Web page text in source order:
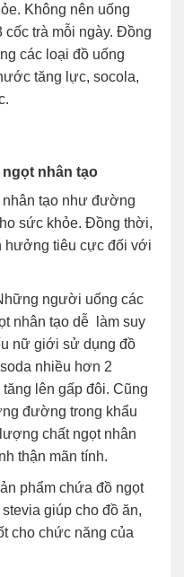
Không nên uống
cốc trà mỗi ngày. Đồng
các loại đồ uống
tăng lực, socola,
nhân tạo
nhân tạo như đường
sức khỏe. Đồng thời,
hưởng tiêu cực đối với
người uống các
nhân tạo dễ làm suy
nữ giới sử dụng đồ
nhiều hơn 2
lên gấp đôi. Cũng
đường trong khẩu
chất ngọt nhân
thận mãn tính.
phẩm chứa đồ ngọt
giúp cho đồ ăn,
cho chức năng của